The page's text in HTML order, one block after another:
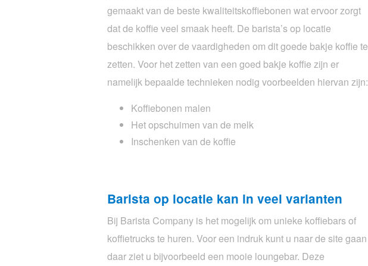
gemaakt van de beste kwaliteitskoffiebonen wat ervoor zorgt
dat de koffie veel smaak heeft. De barista’s op locatie
beschikken over de vaardigheden om dit goede bakje koffie te
zetten. Voor het zetten van een goed bakje koffie zijn er
namelijk bepaalde technieken nodig voorbeelden hiervan zijn:
Koffiebonen malen
Het opschuimen van de melk
Inschenken van de koffie
Barista op locatie kan in veel varianten
Bij Barista Company is het mogelijk om unieke koffiebars of
koffietrucks te huren. Voor een indruk kunt u naar de site gaan
daar ziet u bijvoorbeeld een mooie loungebar. Deze